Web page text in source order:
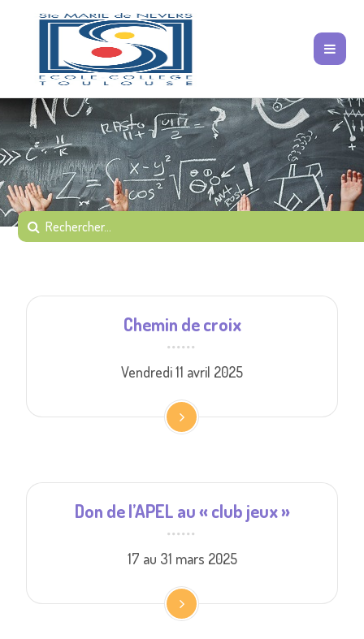
Chemin de croix
Vendredi 11 avril 2025
Don de l’APEL au « club jeux »
17 au 31 mars 2025